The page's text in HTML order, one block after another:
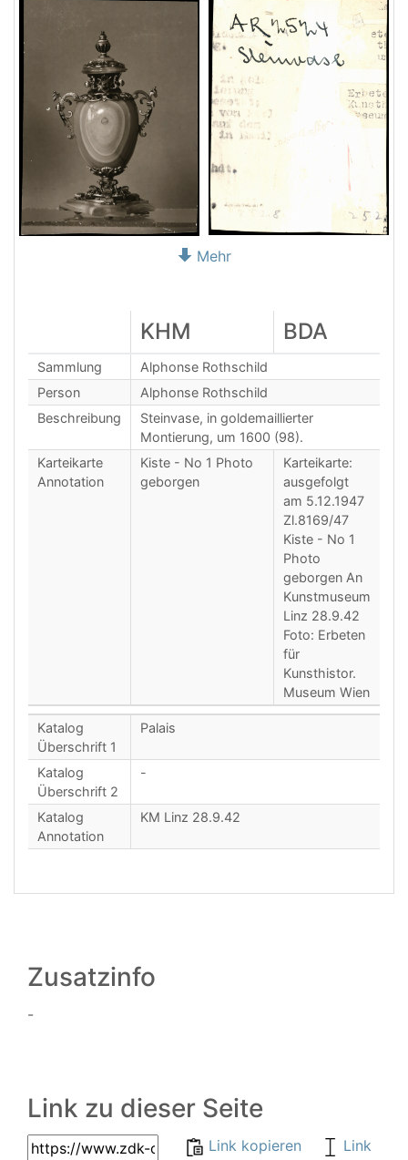
Mehr
KHM BDA
Sammlung
Alphonse Rothschild
Person
Alphonse Rothschild
Beschreibung
Steinvase, in goldemaillierter
Montierung, um 1600 (98).
Karteikarte
Annotation
Kiste - No 1 Photo
geborgen
Karteikarte:
ausgefolgt
am 5.12.1947
Zl.8169/47
Kiste - No 1
Photo
geborgen An
Kunstmuseum
Linz 28.9.42
Foto: Erbeten
für
Kunsthistor.
Museum Wien
Katalog
Überschrift 1
Palais
Katalog
Überschrift 2
-
Katalog
Annotation
KM Linz 28.9.42
Zusatzinfo
-
Link zu dieser Seite
Link kopieren
Link